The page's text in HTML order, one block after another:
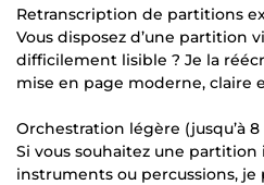
Retranscription de partitions
Vous disposez d’une partition
difficilement lisible ? Je la
mise en page moderne, claire
Orchestration légère (jusqu’à
Si vous souhaitez une
instruments ou percussions,